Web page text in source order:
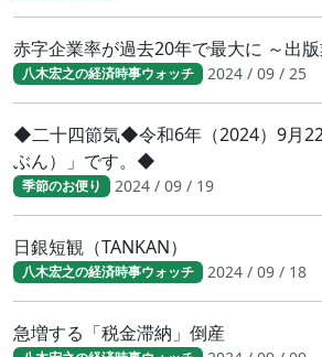
赤字企業率が過去20年で最大に ～出
八木宏之の経済時事ウォッチ 2024 / 09 / 25
◆二十四節気◆令和6年（2024）9月
ぶん）」です。◆
季節のお便り 2024 / 09 / 19
日銀短観（TANKAN）
八木宏之の経済時事ウォッチ 2024 / 09 / 18
急増する「税金滞納」倒産